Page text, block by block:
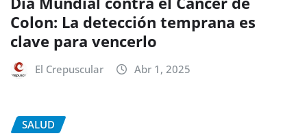
Colon: La detección temprana es
clave para vencerlo
El Crepuscular Abr 1, 2025
SALUD